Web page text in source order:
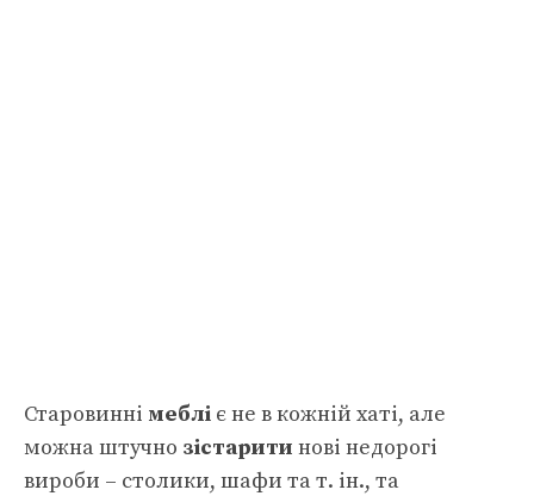
Старовинні меблі є не в кожній хаті, але
можна штучно зістарити нові недорогі
вироби – столики, шафи та т. ін., та